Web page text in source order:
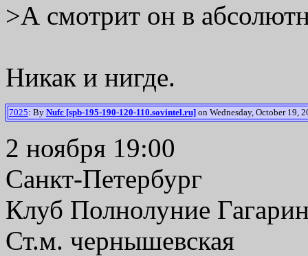
>А смотрит он в
Никак и нигде.
7025: By Nufc [spb-195-190-120-110.sovintel.ru] on Wednesday, October 19,
2 ноября 19:00
Санкт-Петербург
Клуб Полнолуние
Ст.м. чернышевская